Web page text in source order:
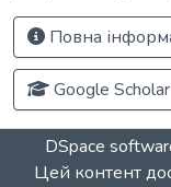
Повна
Google Scholar
DSpace
Цей контент